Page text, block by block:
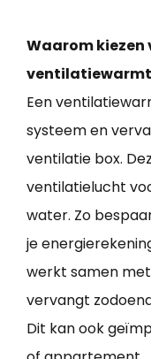
Waarom kiezen
Een
systeem en
ventilatie box.
ventilatielucht
water. Zo
je
werkt samen
vervangt
Dit kan ook